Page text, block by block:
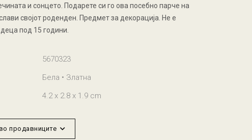
и сонцето. Подарете си го ова посебно парче на
својот роденден. Предмет за декорација. Не е
под 15 години.
5670323
Бела • Златна
4.2 x 2.8 x 1.9 cm
продавниците